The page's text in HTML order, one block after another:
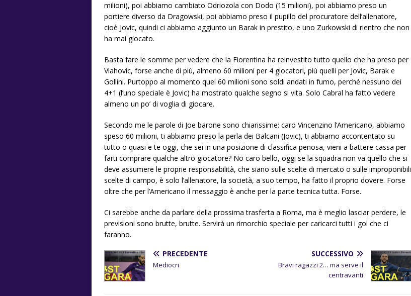
milioni), poi abbiamo cambiato Odriozola con Dodo (15 milioni), poi abbiamo preso un
portiere diverso da Dragowski, poi abbiamo preso il pupillo del procuratore dell’allenatore,
cioè Jovic, quindi ci abbiamo aggiunto un Barak in prestito, e uno Zurkowski di rientro che non
ha mai giocato.
Basta fare le somme per vedere che la Fiorentina ha reinvestito tutto quello che ha preso per
Vlahovic, forse anche di più, almeno 60 milioni per 4 giocatori, più quelli per Jovic, Barak e
Gollini. Purtoppo al momento quei 60 milioni sono soldi andati in fumo, perché nessuno dei
4+1 (l’uno speciale è Jovic) ha mostrato qualche segno si vita. Solo Cabral ha fatto vedere
almeno un po’ di voglia di giocare.
Secondo me le parole di Joe barone sono chiarissime: caro Vincenzino l’Americano, abbiamo
speso 60 milioni, ti abbiamo preso la perla dei Balcani (Jovic), ti abbiamo accontentato su
tutto o quasi e te oggi, che sei in una posizione di classifica penosa, vieni a battere cassa per
farti comprare qualche altro giocatore? No caro bello, oggi se la squadra non va quello che si
deve assumere le proprie responsabilità, che siano sulle scelte di mercato o sulle improponibili
scelte di campo, è solo l’allenatore, la società, a suo tempo, ha fatto il proprio dovere. Forse
oltre che per l’Americano il messaggio è anche per la parte tecnica tutta. Forse.
Ci sarebbe anche da parlare della prossima trasferta a Roma, ma è meglio lasciar perdere, le
previsioni sono brutte, brutte. Servirà un rimorchio speciale per caricarci tutti i gol che ci
faranno.
PRECEDENTE
Mediocri
SUCCESSIVO
Bravi ragazzi 2… ma serve il
centravanti